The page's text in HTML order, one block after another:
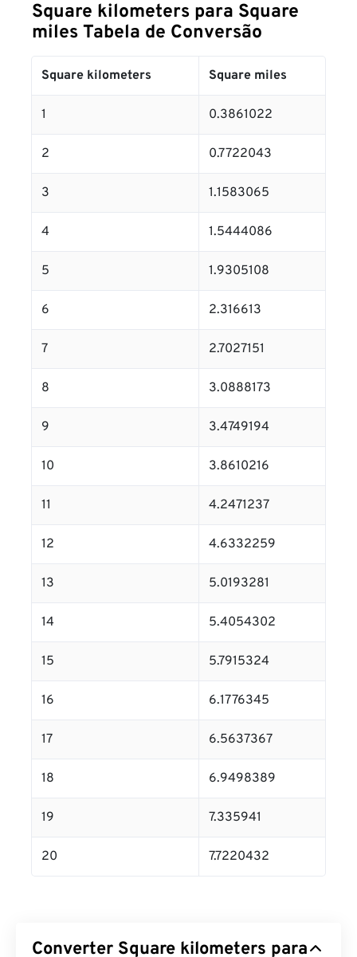
Square kilometers para Square
miles Tabela de Conversão
Square kilometers Square miles
1 0.3861022
2 0.7722043
3 1.1583065
4 1.5444086
5 1.9305108
6 2.316613
7 2.7027151
8 3.0888173
9 3.4749194
10 3.8610216
11 4.2471237
12 4.6332259
13 5.0193281
14 5.4054302
15 5.7915324
16 6.1776345
17 6.5637367
18 6.9498389
19 7.335941
20 7.7220432
Converter Square kilometers para